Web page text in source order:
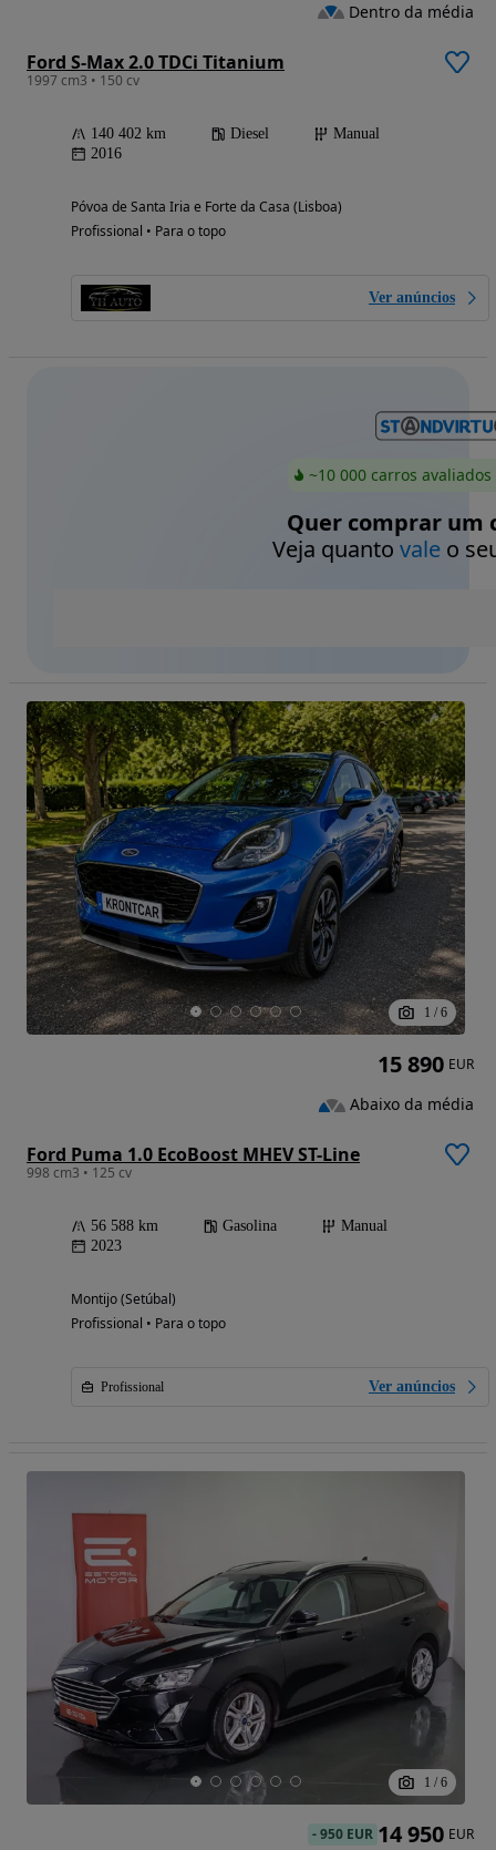
Ford S-Max 2.0 TDCi Titanium
1997 cm3 • 150 cv
140 402 km Diesel
Manual
2016
Póvoa de Santa Iria e Forte da Casa (Lisboa)
Profissional • Para o topo
Ver anúncios
Dentro da média
~10 000 carros
Quer comprar um
Veja quanto valeo
1 / 6
Ford Puma 1.0 EcoBoost MHEV ST-Line
998 cm3 • 125 cv
56 588 km Gasolina
Manual
2023
Montijo (Setúbal)
Profissional • Para o topo
Profissional Ver anúncios
15 890 EUR
Abaixo da média
1 / 6
-950 EUR 14 950 EUR